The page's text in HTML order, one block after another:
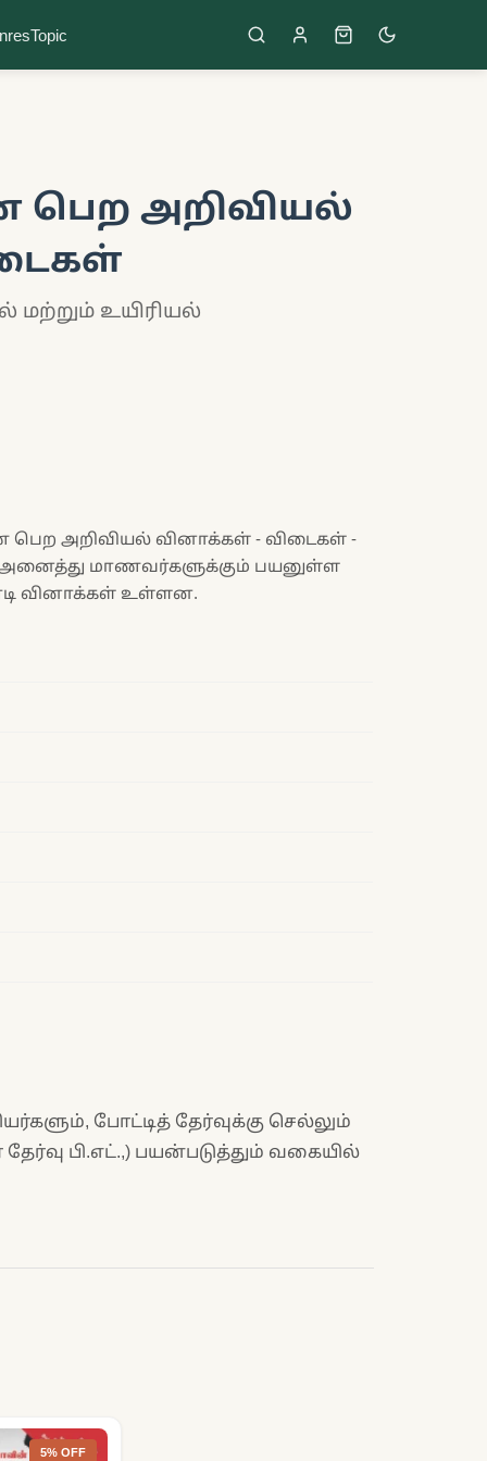
Topic
பெற அறிவியல்
மற்றும் உயிரியல்
பெற அறிவியல் வினாக்கள் - விடைகள் -
அனைத்து மாணவர்களுக்கும் பயனுள்ள
வினாக்கள் உள்ளன.
போட்டித் தேர்வுக்கு செல்லும்
பி.எட்.,) பயன்படுத்தும் வகையில்
5% OFF